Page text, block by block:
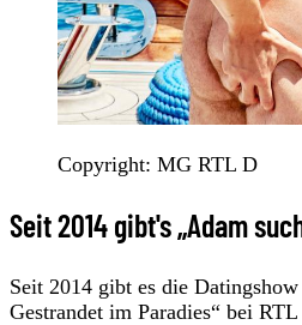
Copyright: MG RTL D
Seit 2014 gibt's „Adam
Seit 2014 gibt es die
Gestrandet im Paradies“ bei RTL